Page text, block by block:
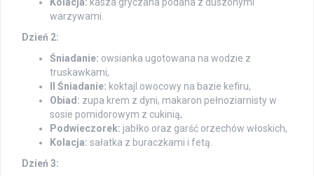
warzywami.
Dzień 2:
Śniadanie: owsianka ugotowana na wodzie z
truskawkami,
II Śniadanie: koktajl owocowy na bazie kefiru,
Obiad: zupa krem z dyni, makaron pełnoziarnisty w
sosie pomidorowym z cukinią,
Podwieczorek: jabłko oraz garść orzechów włoskich,
Kolacja: sałatka z buraczkami i fetą.
Dzień 3: